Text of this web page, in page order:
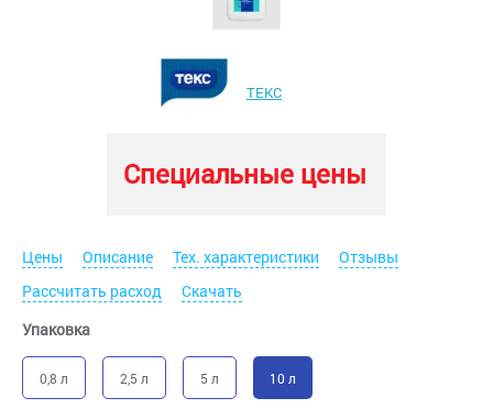
ТЕКС
Специальные цены
Цены Описание Тех. характеристики
Отзывы
Рассчитать расход
Скачать
Упаковка
0,8 л 2,5 л 5 л 10 л